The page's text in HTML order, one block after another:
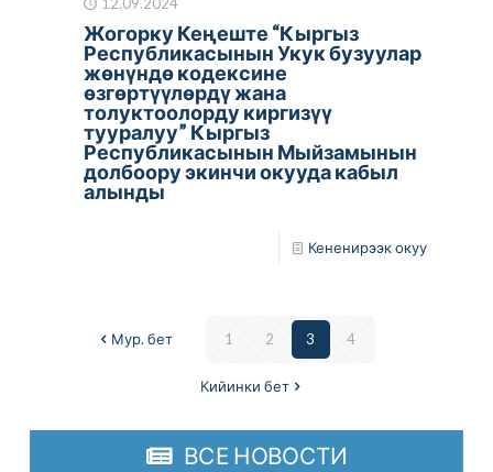
12.09.2024
Жогорку Кеңеште “Кыргыз
Республикасынын Укук бузуулар
жөнүндө кодексине
өзгөртүүлөрдү жана
толуктоолорду киргизүү
тууралуу” Кыргыз
Республикасынын Мыйзамынын
долбоору экинчи окууда кабыл
алынды
Кененирээк окуу
Мур. бет 1 2 3 4
Кийинки бет
ВСЕ НОВОСТИ